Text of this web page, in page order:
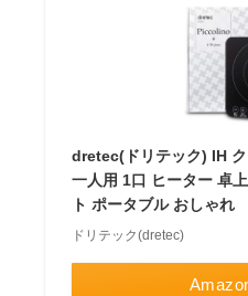
dretec(ドリテック) IH
一人用 1口 ヒーター 卓
ト ポータブル おしゃれ
ドリテック(dretec)